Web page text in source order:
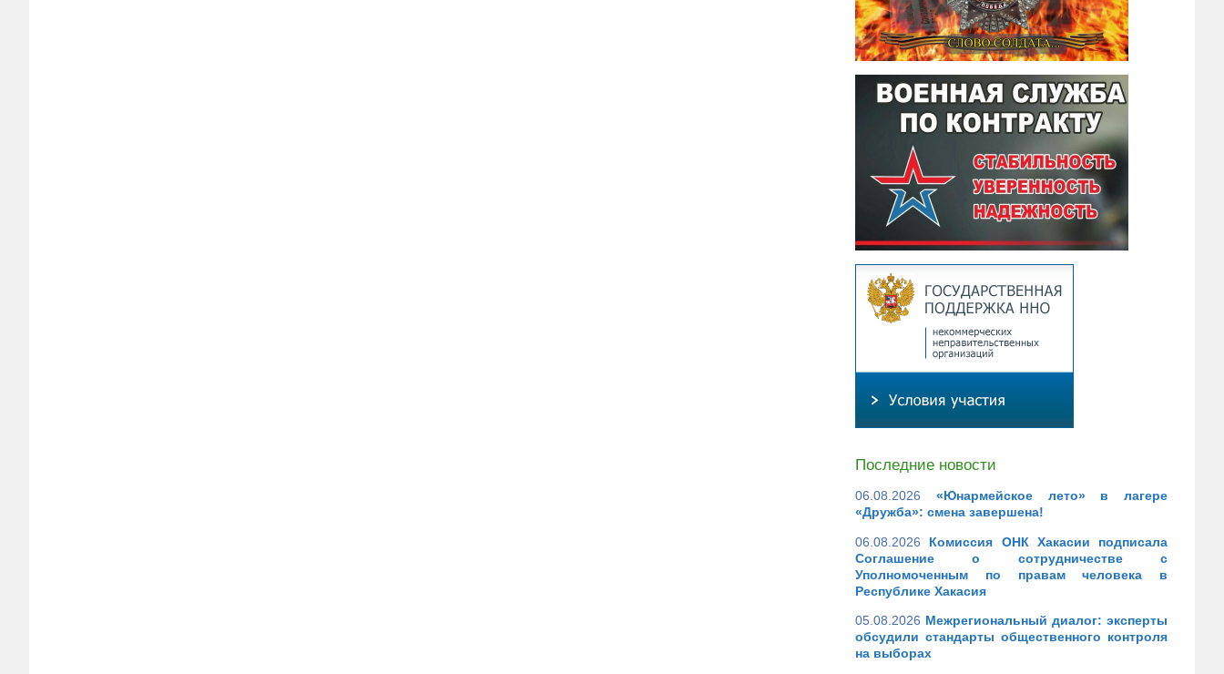
Последние новости
06.08.2026
«Юнармейское лето» в лагере
«Дружба»: смена завершена!
06.08.2026
Комиссия ОНК Хакасии подписала
Соглашение о сотрудничестве с
Уполномоченным по правам человека в
Республике Хакасия
05.08.2026 Межрегиональный диалог: эксперты
обсудили стандарты общественного контроля
на выборах